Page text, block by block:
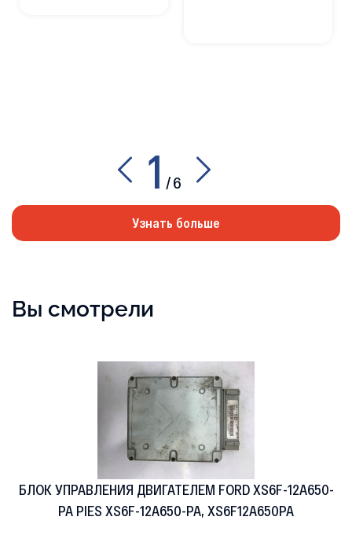
1 /6
Узнать больше
Вы смотрели
БЛОК УПРАВЛЕНИЯ ДВИГАТЕЛЕМ FORD XS6F-12A650-
PA PIES XS6F-12A650-PA, XS6F12A650PA